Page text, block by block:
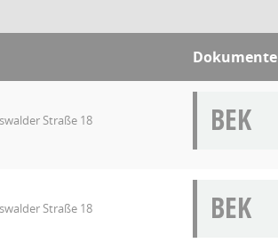
Dokumente
Straße 18 BEK
Straße 18 BEK